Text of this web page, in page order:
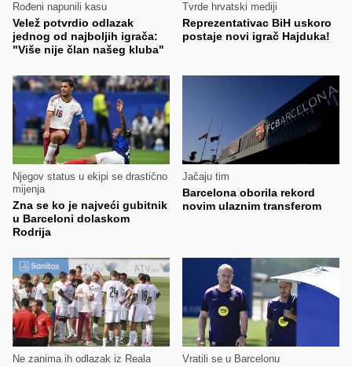
Rođeni napunili kasu
Velež potvrdio odlazak
jednog od najboljih igrača:
"Više nije član našeg kluba"
Tvrde hrvatski mediji
Reprezentativac BiH uskoro
postaje novi igrač Hajduka!
Njegov status u ekipi se drastično
mijenja
Zna se ko je najveći gubitnik
u Barceloni dolaskom
Rodrija
Jačaju tim
Barcelona oborila rekord
novim ulaznim transferom
Ne zanima ih odlazak iz Reala Vratili se u Barcelonu